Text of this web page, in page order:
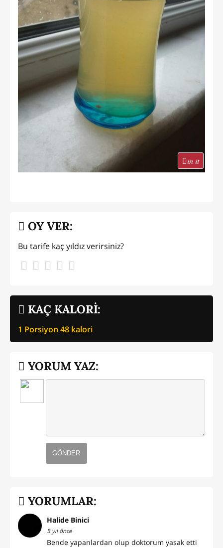
in it
KAÇ KALORİ:
1 Porsiyon 48 kalori
OY VER:
Bu tarife kaç yıldız verirsiniz?
YORUM YAZ:
GÖNDER
YORUMLAR:
Halide Binici
5 yıl önce
Bende yapanlardan olup doktorum yasak etti